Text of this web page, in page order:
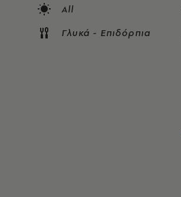
All
Γλυκά - Επιδόρπια